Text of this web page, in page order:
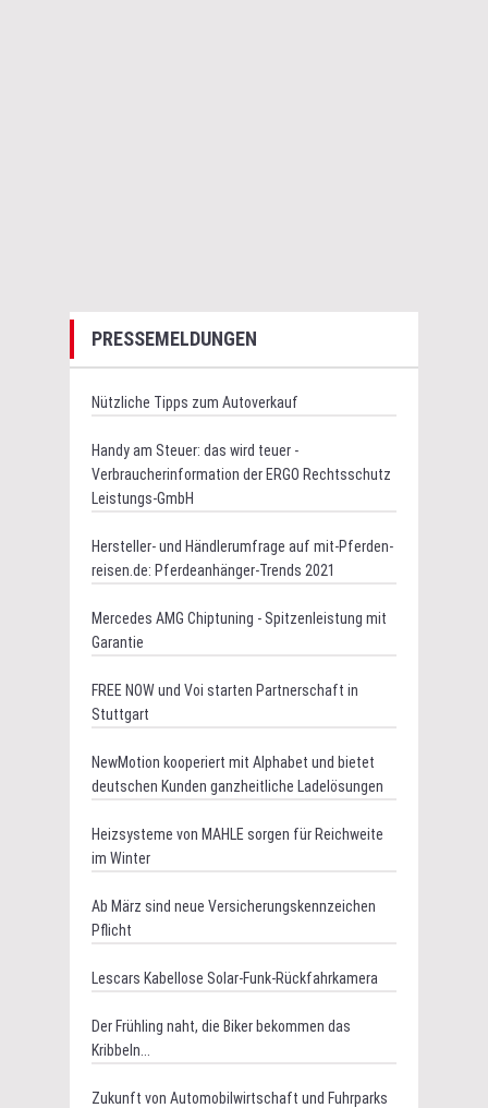
PRESSEMELDUNGEN
Nützliche Tipps zum Autoverkauf
Handy am Steuer: das wird teuer -
Verbraucherinformation der ERGO Rechtsschutz
Leistungs-GmbH
Hersteller- und Händlerumfrage auf mit-Pferden-
reisen.de: Pferdeanhänger-Trends 2021
Mercedes AMG Chiptuning - Spitzenleistung mit
Garantie
FREE NOW und Voi starten Partnerschaft in
Stuttgart
NewMotion kooperiert mit Alphabet und bietet
deutschen Kunden ganzheitliche Ladelösungen
Heizsysteme von MAHLE sorgen für Reichweite
im Winter
Ab März sind neue Versicherungskennzeichen
Pflicht
Lescars Kabellose Solar-Funk-Rückfahrkamera
Der Frühling naht, die Biker bekommen das
Kribbeln...
Zukunft von Automobilwirtschaft und Fuhrparks